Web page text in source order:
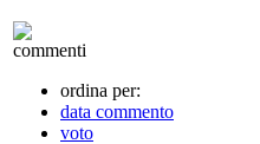
commenti
ordina per:
data commento
voto